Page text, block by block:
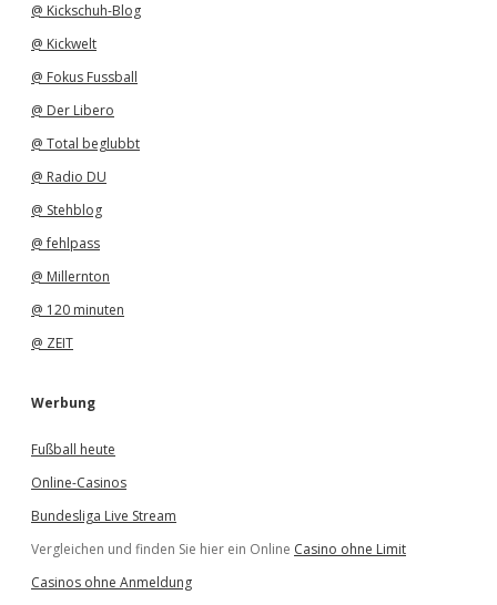
@ Kickschuh-Blog
@ Kickwelt
@ Fokus Fussball
@ Der Libero
@ Total beglubbt
@ Radio DU
@ Stehblog
@ fehlpass
@ Millernton
@ 120 minuten
@ ZEIT
Werbung
Fußball heute
Online-Casinos
Bundesliga Live Stream
Vergleichen und finden Sie hier ein Online Casino ohne Limit
Casinos ohne Anmeldung